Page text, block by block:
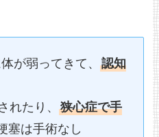
が弱ってきて、 認知
れたり、 狭心症で手
塞は手術なし